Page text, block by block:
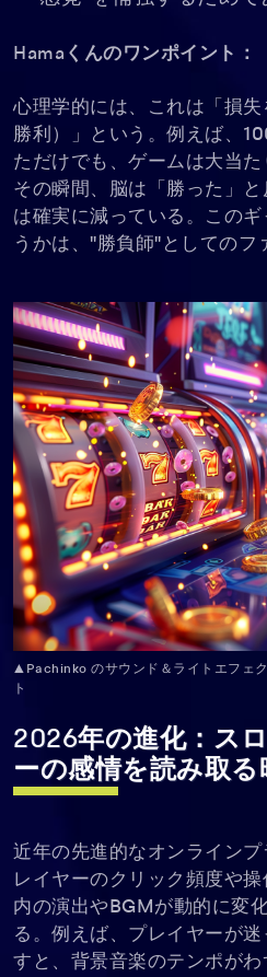
Hamaくんのワンポイント：
心理学的には、これは「損
勝利）」という。例えば、
ただけでも、ゲームは大当た
その瞬間、脳は「勝った」
は確実に減っている。この
うかは、"勝負師"としてのフ
▲Pachinko のサウンド＆ライトエフェ
ト
2026年の進化：ス
ーの感情を読み取る
近年の先進的なオンライン
レイヤーのクリック頻度や
内の演出やBGMが動的に変
る。例えば、プレイヤーが
すと、背景音楽のテンポが